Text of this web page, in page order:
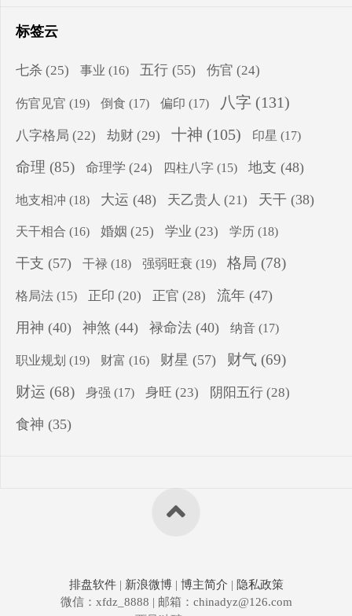
标签云
七杀 (25) 事业 (16) 五行 (55) 伤官 (24)
伤官见官 (19) 倒食 (17) 偏印 (17) 八字 (131)
八字格局 (22) 劫财 (29) 十神 (105) 印星 (17)
命理 (85) 命理学 (24) 四柱八字 (15) 地支 (48)
地支相冲 (18) 大运 (48) 天乙贵人 (21) 天干 (38)
天干相合 (16) 婚姻 (25) 学业 (23) 学历 (18)
干支 (57) 干禄 (18) 强弱旺衰 (19) 格局 (78)
格局法 (15) 正印 (20) 正官 (28) 流年 (47)
用神 (40) 神煞 (44) 禄命法 (40) 纳音 (17)
职业规划 (19) 财富 (16) 财星 (57) 财气 (69)
财运 (68) 身强 (17) 身旺 (23) 阴阳五行 (28)
食神 (35)
排盘软件 | 新浪微博 | 博主简介 | 隐私政策
微信：xfdz_8888 | 邮箱：chinadyz@126.com